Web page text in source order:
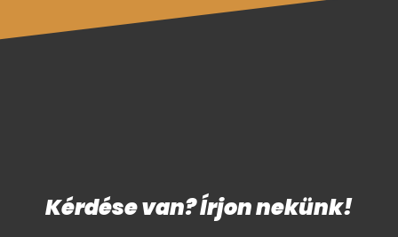
Kérdése van? Írjon nekünk!